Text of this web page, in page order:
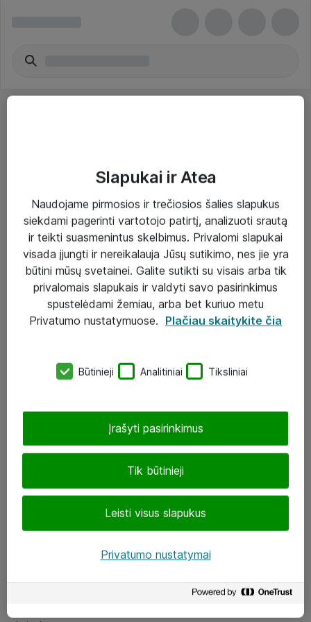
Paslaugos
Sprendimai
Įgyvendinti projektai
Atea ekspertų patarimai verslui
eShop@atea.lt
LinkedIn
Slapukai ir Atea
Naudojame pirmosios ir trečiosios šalies slapukus
siekdami pagerinti vartotojo patirtį, analizuoti srautą
ir teikti suasmenintus skelbimus. Privalomi slapukai
visada įjungti ir nereikalauja Jūsų sutikimo, nes jie yra
būtini mūsų svetainei. Galite sutikti su visais arba tik
privalomais slapukais ir valdyti savo pasirinkimus
spustelėdami žemiau, arba bet kuriuo metu
Privatumo nustatymuose. Plačiau skaitykite čia
Būtinieji Analitiniai Tiksliniai
Tik būtinieji
Leisti visus slapukus
Įrašyti pasirinkimus
Privatumo nustatymai